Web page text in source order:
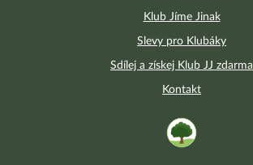
Klub Jíme Jinak
Slevy pro Klubáky
Sdílej a získej Klub JJ zdarma
Kontakt